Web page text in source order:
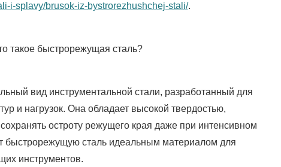
i-splavy/brusok-iz-bystrorezhushchej-stali/.
такое быстрорежущая сталь?
вид инструментальной стали, разработанный для
и нагрузок. Она обладает высокой твердостью,
остроту режущего края даже при интенсивном
быстрорежущую сталь идеальным материалом для
инструментов.